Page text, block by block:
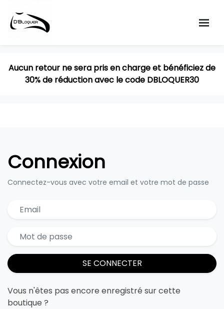
Aucun retour ne sera pris en charge et bénéficiez de
30% de réduction avec le code DBLOQUER30
Connexion
Connectez-vous avec votre email et votre mot de passe
SE CONNECTER
Vous n'êtes pas encore enregistré sur cette
boutique ?